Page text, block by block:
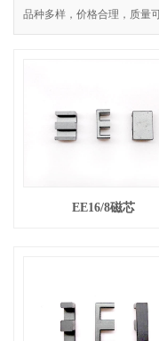
品种多样，价格合理，质量
EE16/8磁芯